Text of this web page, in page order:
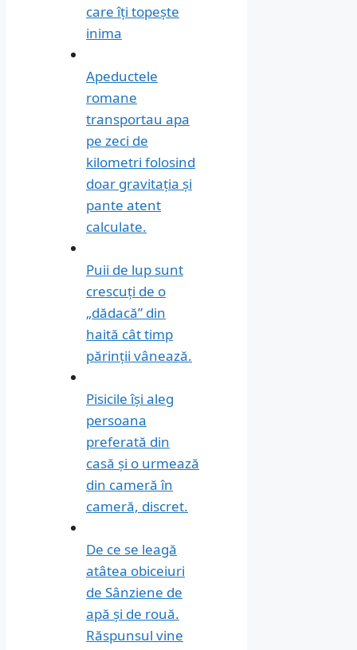
care îți topește
inima
Apeductele
romane
transportau apa
pe zeci de
kilometri folosind
doar gravitația și
pante atent
calculate.
Puii de lup sunt
crescuți de o
„dădacă” din
haită cât timp
părinții vânează.
Pisicile își aleg
persoana
preferată din
casă și o urmează
din cameră în
cameră, discret.
De ce se leagă
atâtea obiceiuri
de Sânziene de
apă și de rouă.
Răspunsul vine